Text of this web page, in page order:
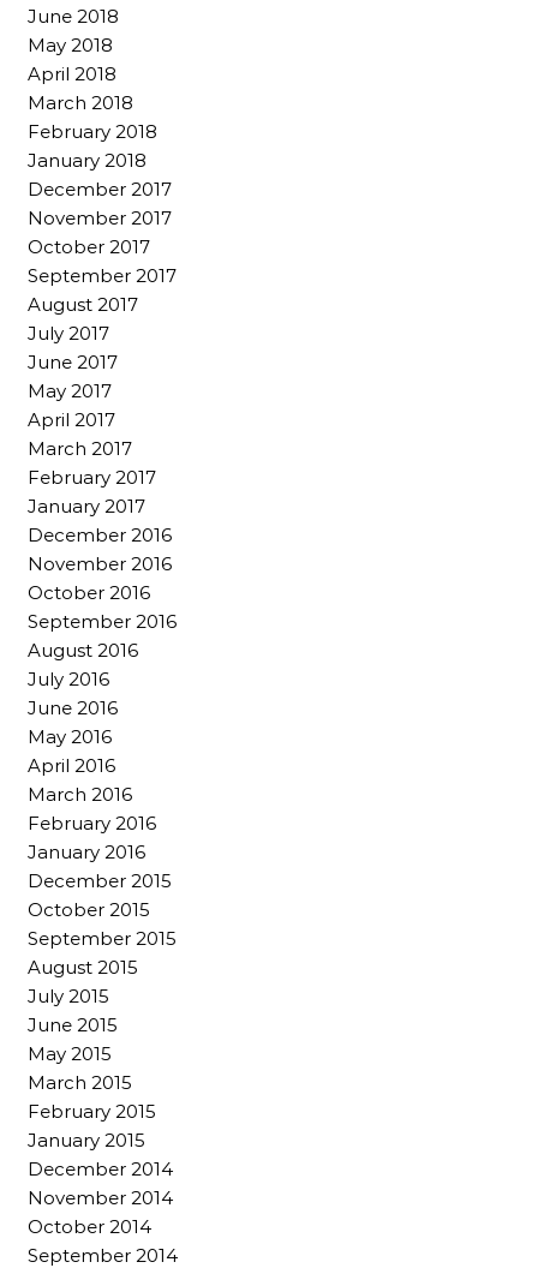
June 2018
May 2018
April 2018
March 2018
February 2018
January 2018
December 2017
November 2017
October 2017
September 2017
August 2017
July 2017
June 2017
May 2017
April 2017
March 2017
February 2017
January 2017
December 2016
November 2016
October 2016
September 2016
August 2016
July 2016
June 2016
May 2016
April 2016
March 2016
February 2016
January 2016
December 2015
October 2015
September 2015
August 2015
July 2015
June 2015
May 2015
March 2015
February 2015
January 2015
December 2014
November 2014
October 2014
September 2014